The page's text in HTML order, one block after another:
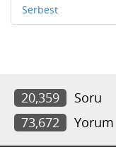
Serbest
20,359 Soru
73,672
Yorum